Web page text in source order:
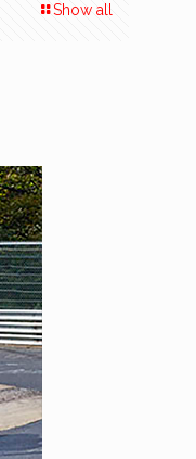
Show all